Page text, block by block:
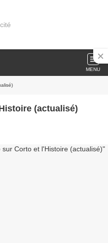
MENU
(actualisé)